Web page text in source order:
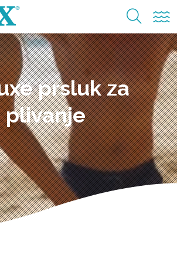
prsluk za
plivanje